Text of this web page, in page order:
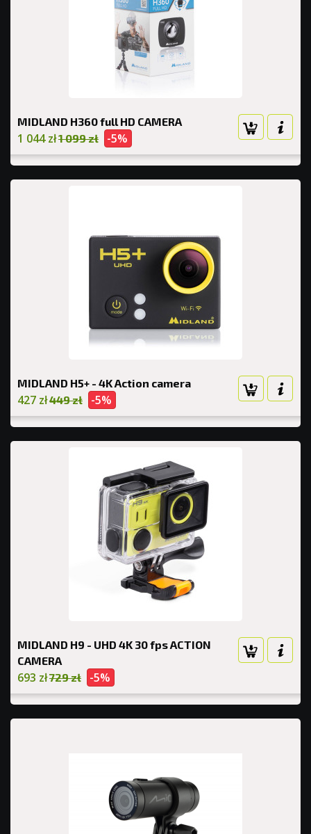
MIDLAND H360 full HD CAMERA
1 044 zł1 099 zł -5%
MIDLAND H5+ - 4K Action camera
427 zł449 zł -5%
MIDLAND H9 - UHD 4K 30 fps ACTION
CAMERA
693 zł729 zł -5%